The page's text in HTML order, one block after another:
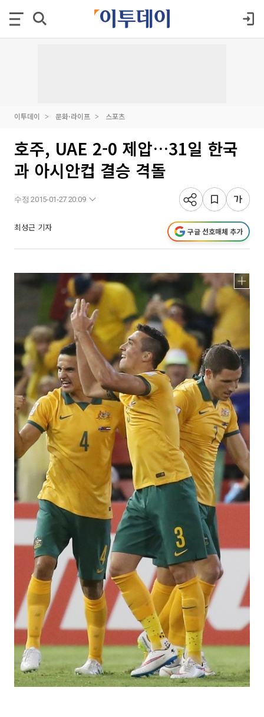
이투데이 문화·라이프 스포츠
호주, UAE 2-0 제압…31일 한국
과 아시안컵 결승 격돌
수정 2015-01-27 20:09
최성근 기자 구글 선호매체 추가